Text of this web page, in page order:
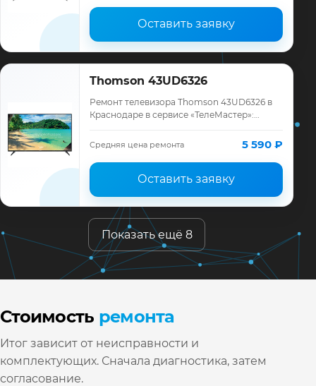
Оставить заявку
Thomson 43UD6326
Ремонт телевизора Thomson 43UD6326 в
Краснодаре в сервисе «ТелеМастер»:
ремонта, запчасти и гарантия до 12
месяцев.
Средняя цена ремонта 5 590 ₽
Оставить заявку
Показать ещё 8
Стоимость ремонта
Итог зависит от неисправности и
комплектующих. Сначала диагностика, затем
согласование.